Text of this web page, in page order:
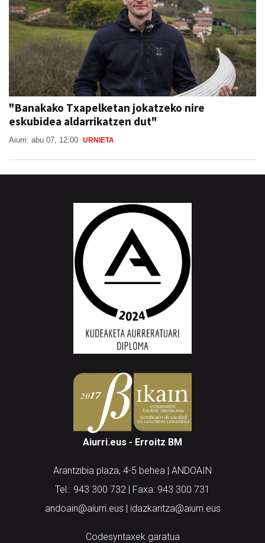
"Banakako Txapelketan jokatzeko nire
eskubidea aldarrikatzen dut"
Aiurri abu 07, 12:00 URNIETA
Aiurri.eus - Erroitz BM
Arantzibia plaza, 4-5 behea | ANDOAIN
Tel.: 943 300 732 | Faxa: 943 300 731
andoain@aiurri.eus | idazkaritza@aiurri.eus
Codesyntaxek garatua